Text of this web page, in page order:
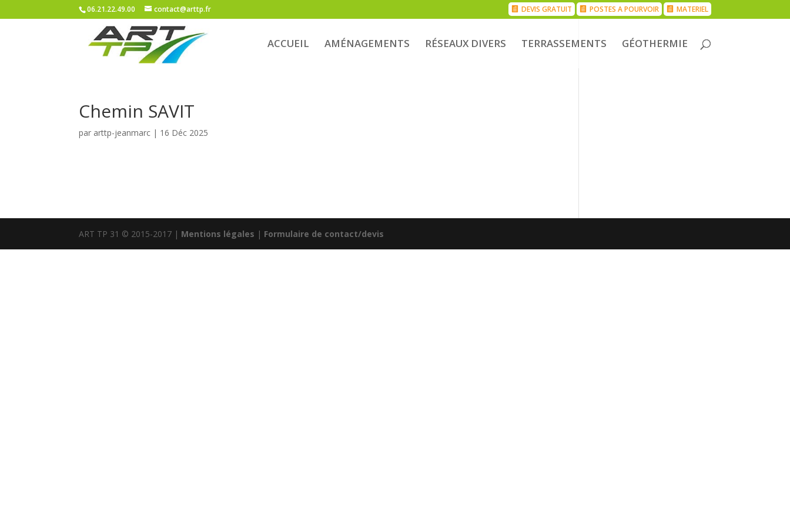
06.21.22.49.00 contact@arttp.fr DEVIS GRATUIT POSTES A POURVOIR MATERIEL
ACCUEIL AMÉNAGEMENTS RÉSEAUX DIVERS TERRASSEMENTS GÉOTHERMIE
Chemin SAVIT
par arttp-jeanmarc | 16 Déc 2025
ART TP 31 © 2015-2017 | Mentions légales | Formulaire de contact/devis